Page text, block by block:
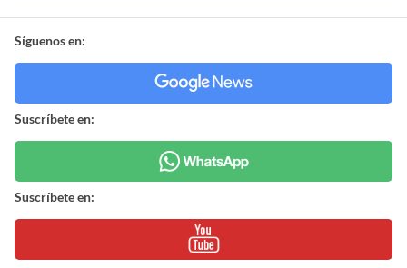
Síguenos en:
Suscríbete en:
Suscríbete en: